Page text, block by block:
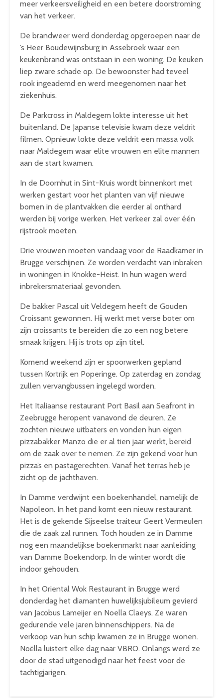
meer verkeersveiligheid en een betere doorstroming
van het verkeer.
De brandweer werd donderdag opgeroepen naar de
’s Heer Boudewijnsburg in Assebroek waar een
keukenbrand was ontstaan in een woning. De keuken
liep zware schade op. De bewoonster had teveel
rook ingeademd en werd meegenomen naar het
ziekenhuis.
De Parkcross in Maldegem lokte interesse uit het
buitenland. De Japanse televisie kwam deze veldrit
filmen. Opnieuw lokte deze veldrit een massa volk
naar Maldegem waar elite vrouwen en elite mannen
aan de start kwamen.
In de Doornhut in Sint-Kruis wordt binnenkort met
werken gestart voor het planten van vijf nieuwe
bomen in de plantvakken die eerder al onthard
werden bij vorige werken. Het verkeer zal over één
rijstrook moeten.
Drie vrouwen moeten vandaag voor de Raadkamer in
Brugge verschijnen. Ze worden verdacht van inbraken
in woningen in Knokke-Heist. In hun wagen werd
inbrekersmateriaal gevonden.
De bakker Pascal uit Veldegem heeft de Gouden
Croissant gewonnen. Hij werkt met verse boter om
zijn croissants te bereiden die zo een nog betere
smaak krijgen. Hij is trots op zijn titel.
Komend weekend zijn er spoorwerken gepland
tussen Kortrijk en Poperinge. Op zaterdag en zondag
zullen vervangbussen ingelegd worden.
Het Italiaanse restaurant Port Basil aan Seafront in
Zeebrugge heropent vanavond de deuren. Ze
zochten nieuwe uitbaters en vonden hun eigen
pizzabakker Manzo die er al tien jaar werkt, bereid
om de zaak over te nemen. Ze zijn gekend voor hun
pizza’s en pastagerechten. Vanaf het terras heb je
zicht op de jachthaven.
In Damme verdwijnt een boekenhandel, namelijk de
Napoleon. In het pand komt een nieuw restaurant.
Het is de gekende Sijseelse traiteur Geert Vermeulen
die de zaak zal runnen. Toch houden ze in Damme
nog een maandelijkse boekenmarkt naar aanleiding
van Damme Boekendorp. In de winter wordt die
indoor gehouden.
In het Oriental Wok Restaurant in Brugge werd
donderdag het diamanten huwelijksjubileum gevierd
van Jacobus Lameijer en Noella Claeys. Ze waren
gedurende vele jaren binnenschippers. Na de
verkoop van hun schip kwamen ze in Brugge wonen.
Noëlla luistert elke dag naar VBRO. Onlangs werd ze
door de stad uitgenodigd naar het feest voor de
tachtigjarigen.